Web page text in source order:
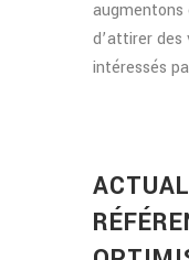
augmentons
d’attirer des
intéressés